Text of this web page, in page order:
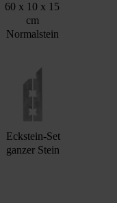
60 x 10 x 15
cm
Normalstein
Eckstein-Set
ganzer Stein